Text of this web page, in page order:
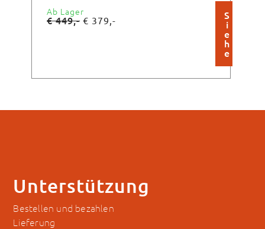
Ab Lager
€449,- € 379,- S
i
e
h
e
Unterstützung
Bestellen und bezahlen
Lieferung